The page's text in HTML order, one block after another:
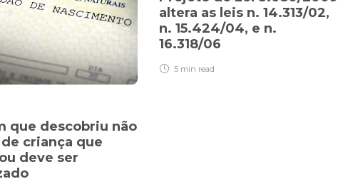
que descobriu não
criança que
deve ser
altera as leis n. 14.313/02,
n. 15.424/04, e n.
16.318/06
5 min read